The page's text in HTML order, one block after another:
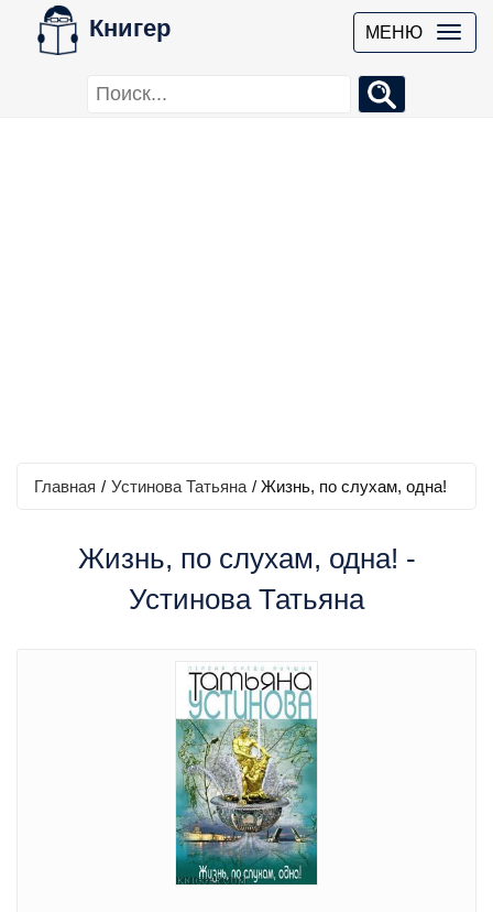
Книгер МЕНЮ
Главная / Устинова Татьяна / Жизнь, по слухам, одна!
Жизнь, по слухам, одна! -
Устинова Татьяна